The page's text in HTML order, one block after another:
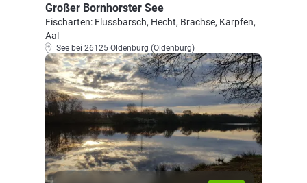
Großer Bornhorster See
Fischarten: Flussbarsch, Hecht, Brachse, Karpfen,
Aal
See bei 26125 Oldenburg (Oldenburg)